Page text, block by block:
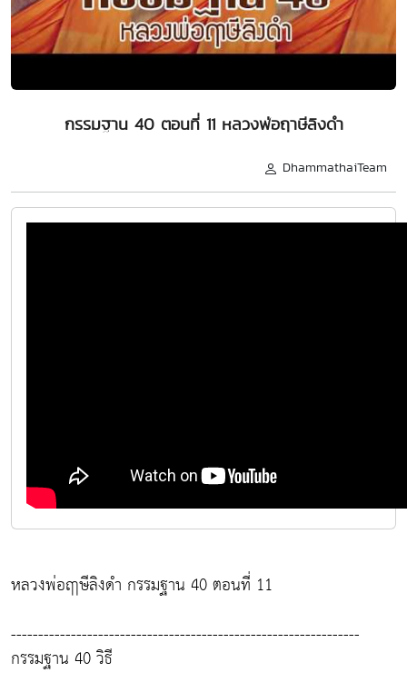
กรรมฐาน 40 ตอนที่ 11 หลวงพ่อฤาษีลิงดำ
DhammathaiTeam
หลวงพ่อฤาษีลิงดำ กรรมฐาน 40 ตอนที่ 11
----------------------------------------------------------------
กรรมฐาน 40 วิธี